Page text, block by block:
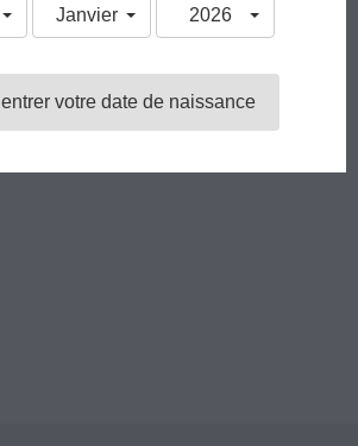
 Ajouter au panier
Janvier 2026
votre date de naissance